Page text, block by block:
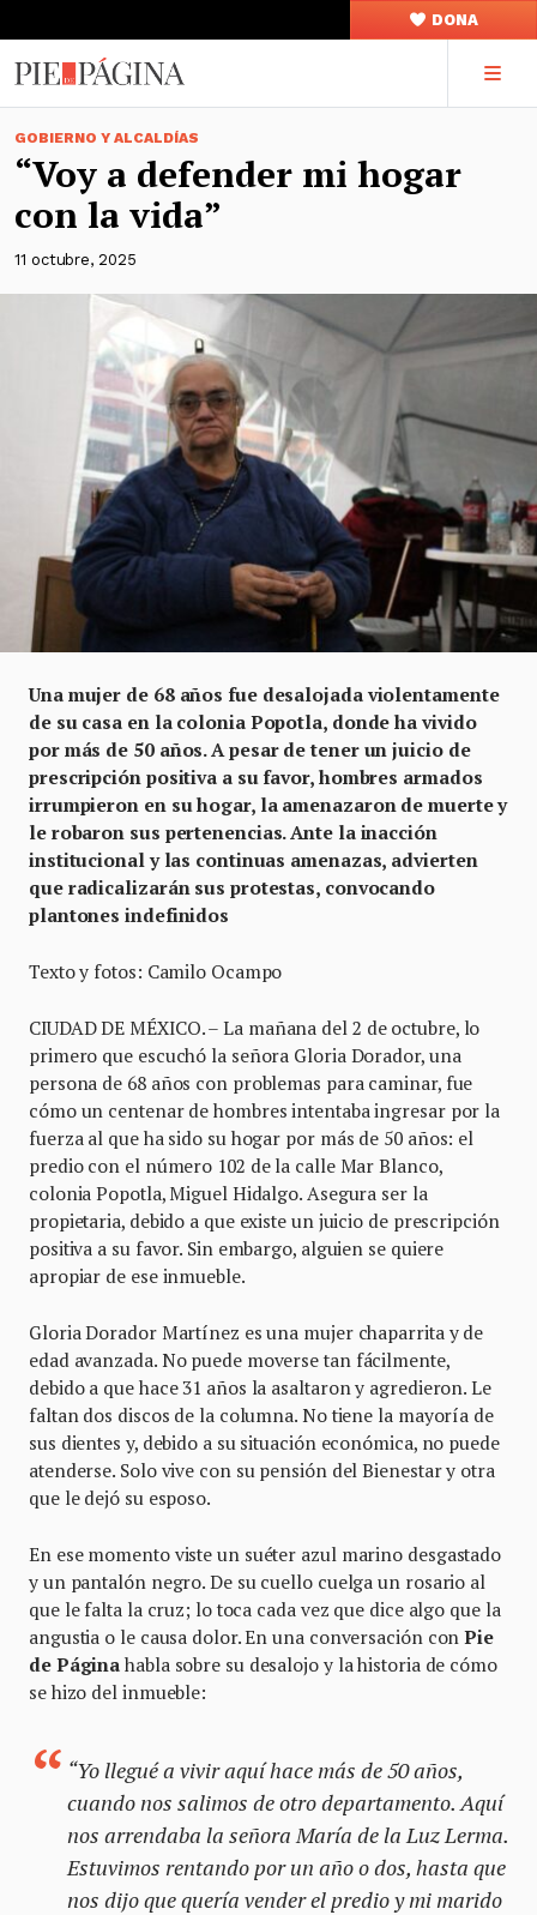
DONA
GOBIERNO Y ALCALDÍAS
“Voy a defender mi hogar
con la vida”
11 octubre, 2025
Una mujer de 68 años fue desalojada violentamente
de su casa en la colonia Popotla, donde ha vivido
por más de 50 años. A pesar de tener un juicio de
prescripción positiva a su favor, hombres armados
irrumpieron en su hogar, la amenazaron de muerte y
le robaron sus pertenencias. Ante la inacción
institucional y las continuas amenazas, advierten
que radicalizarán sus protestas, convocando
plantones indefinidos
Texto y fotos: Camilo Ocampo
CIUDAD DE MÉXICO. – La mañana del 2 de octubre, lo
primero que escuchó la señora Gloria Dorador, una
persona de 68 años con problemas para caminar, fue
cómo un centenar de hombres intentaba ingresar por la
fuerza al que ha sido su hogar por más de 50 años: el
predio con el número 102 de la calle Mar Blanco,
colonia Popotla, Miguel Hidalgo. Asegura ser la
propietaria, debido a que existe un juicio de prescripción
positiva a su favor. Sin embargo, alguien se quiere
apropiar de ese inmueble.
Gloria Dorador Martínez es una mujer chaparrita y de
edad avanzada. No puede moverse tan fácilmente,
debido a que hace 31 años la asaltaron y agredieron. Le
faltan dos discos de la columna. No tiene la mayoría de
sus dientes y, debido a su situación económica, no puede
atenderse. Solo vive con su pensión del Bienestar y otra
que le dejó su esposo.
En ese momento viste un suéter azul marino desgastado
y un pantalón negro. De su cuello cuelga un rosario al
que le falta la cruz; lo toca cada vez que dice algo que la
angustia o le causa dolor. En una conversación conPie
de Página habla sobre su desalojo y la historia de cómo
se hizo del inmueble:
“Yo llegué a vivir aquí hace más de 50 años,
cuando nos salimos de otro departamento. Aquí
nos arrendaba la señora María de la Luz Lerma.
Estuvimos rentando por un año o dos, hasta que
nos dijo que quería vender el predio y mi marido